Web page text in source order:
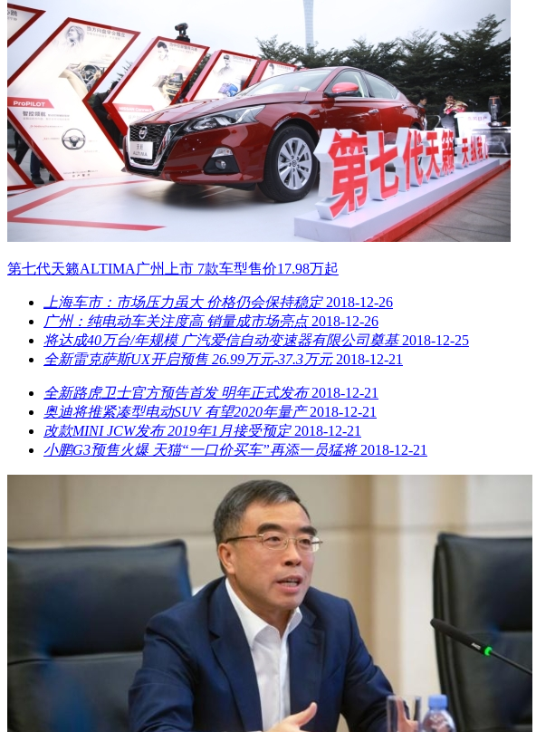
第七代天籁ALTIMA广州上市 7款车型售价17.98万起
上海车市：市场压力虽大 价格仍会保持稳定 2018-12-26
广州：纯电动车关注度高 销量成市场亮点 2018-12-26
将达成40万台/年规模 广汽爱信自动变速器有限公司奠基 2018-12-25
全新雷克萨斯UX开启预售 26.99万元-37.3万元 2018-12-21
全新路虎卫士官方预告首发 明年正式发布 2018-12-21
奥迪将推紧凑型电动SUV 有望2020年量产 2018-12-21
改款MINI JCW发布 2019年1月接受预定 2018-12-21
小鹏G3预售火爆 天猫“一口价买车”再添一员猛将 2018-12-21